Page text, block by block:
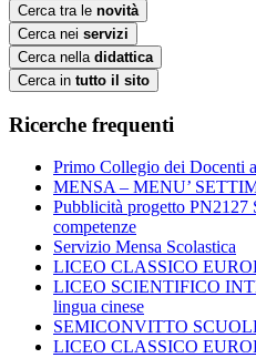
Cerca tra le novità
Cerca nei servizi
Cerca nella didattica
Cerca in tutto il sito
Ricerche frequenti
Primo Collegio dei Docenti
MENSA – MENU’
Pubblicità progetto PN2127
competenze
Servizio Mensa Scolastica
LICEO CLASSICO
LICEO SCIENTIFICO
lingua cinese
SEMICONVITTO
LICEO CLASSICO